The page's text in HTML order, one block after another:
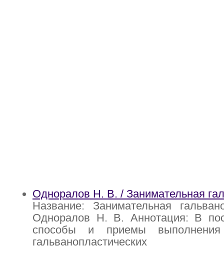
Одноралов Н. В. / Занимательная
Название: Занимательная
Одноралов Н. В. Аннотация: В
способы и приемы выполнения
гальванопластических